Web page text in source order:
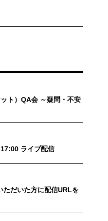
ト）QA会 ～疑問・不安
ライブ配信
ただいた方に配信URLを